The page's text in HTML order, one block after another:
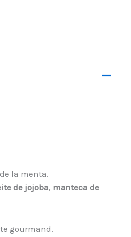
la menta.
de jojoba, manteca de
gourmand.